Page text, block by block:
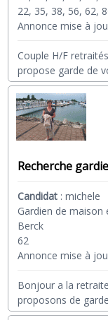
22, 35, 38, 56, 62,
Annonce mise à
Couple H/F
propose garde de
Recherche
Candidat :michele
Gardien de
Berck
62
Annonce mise à
Bonjour a la
proposons de